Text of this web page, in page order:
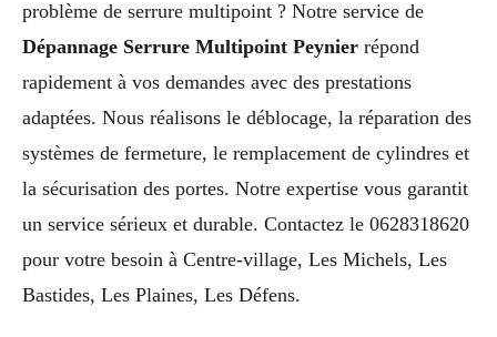
problème de serrure multipoint ? Notre service de
Dépannage Serrure Multipoint Peynier répond
rapidement à vos demandes avec des prestations
adaptées. Nous réalisons le déblocage, la réparation des
systèmes de fermeture, le remplacement de cylindres et
la sécurisation des portes. Notre expertise vous garantit
un service sérieux et durable. Contactez le 0628318620
pour votre besoin à Centre-village, Les Michels, Les
Bastides, Les Plaines, Les Défens.